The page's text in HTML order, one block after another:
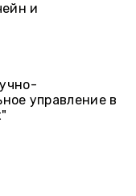
и
управление в